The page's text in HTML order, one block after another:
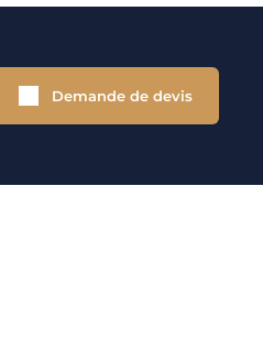
Demande de devis